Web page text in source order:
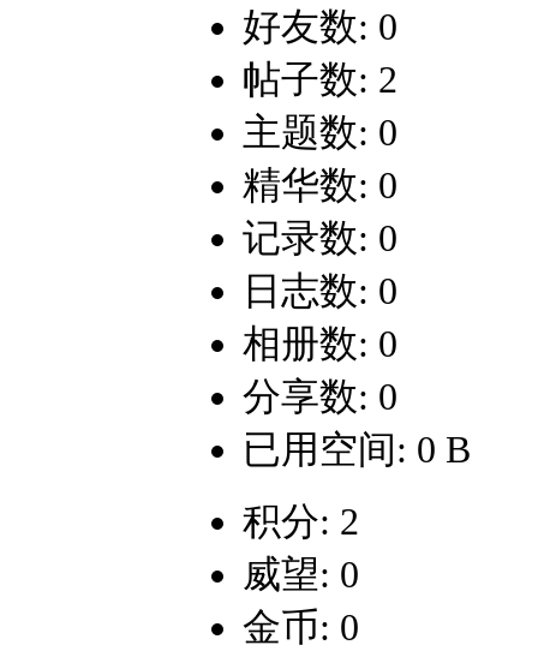
好友数: 0
帖子数: 2
主题数: 0
精华数: 0
记录数: 0
日志数: 0
相册数: 0
分享数: 0
已用空间: 0 B
积分: 2
威望: 0
金币: 0